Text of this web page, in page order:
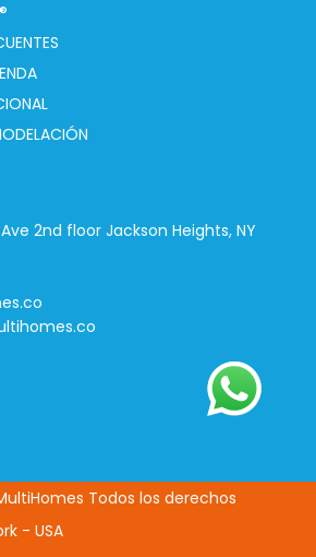
2nd floor Jackson Heights, NY
Todos los derechos
- USA